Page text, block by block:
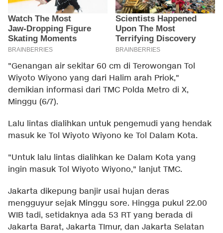
"Genangan air sekitar 60 cm di Terowongan Tol
Wiyoto Wiyono yang dari Halim arah Priok,"
demikian informasi dari TMC Polda Metro di X,
Minggu (6/7).
Lalu lintas dialihkan untuk pengemudi yang hendak
masuk ke Tol Wiyoto Wiyono ke Tol Dalam Kota.
"Untuk lalu lintas dialihkan ke Dalam Kota yang
ingin masuk Tol Wiyoto Wiyono," lanjut TMC.
Jakarta dikepung banjir usai hujan deras
mengguyur sejak Minggu sore. Hingga pukul 22.00
WIB tadi, setidaknya ada 53 RT yang berada di
Jakarta Barat, Jakarta TImur, dan Jakarta Selatan